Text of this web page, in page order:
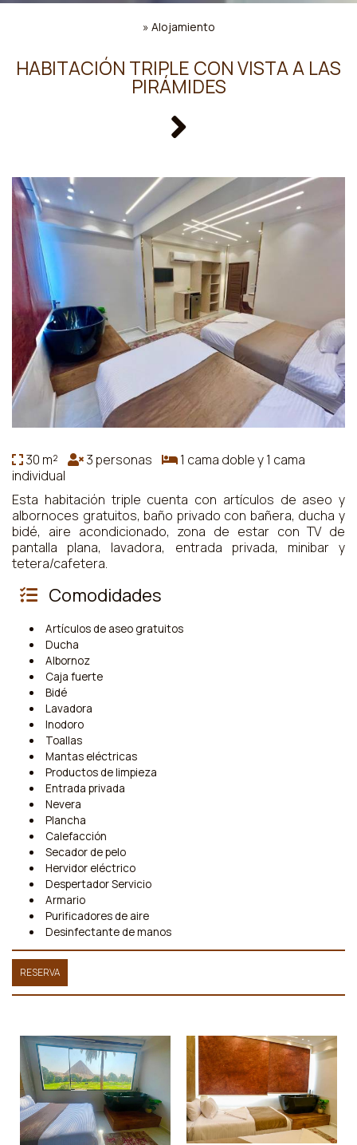
» Alojamiento
HABITACIÓN TRIPLE CON VISTA A LAS
PIRÁMIDES
30 m² 3 personas
1 cama doble y 1 cama
individual
Esta habitación triple cuenta con artículos de aseo y
albornoces gratuitos, baño privado con bañera, ducha y
bidé, aire acondicionado, zona de estar con TV de
pantalla plana, lavadora, entrada privada, minibar y
tetera/cafetera.
Comodidades
Artículos de aseo gratuitos
Ducha
Albornoz
Caja fuerte
Bidé
Lavadora
Inodoro
Toallas
Mantas eléctricas
Productos de limpieza
Entrada privada
Nevera
Plancha
Calefacción
Secador de pelo
Hervidor eléctrico
Despertador Servicio
Armario
Purificadores de aire
Desinfectante de manos
RESERVA